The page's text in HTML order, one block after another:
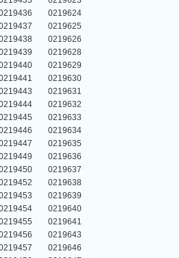
0219624
0219625
0219626
0219628
0219629
0219630
0219631
0219632
0219633
0219634
0219635
0219636
0219637
0219638
0219639
0219640
0219641
0219643
0219646